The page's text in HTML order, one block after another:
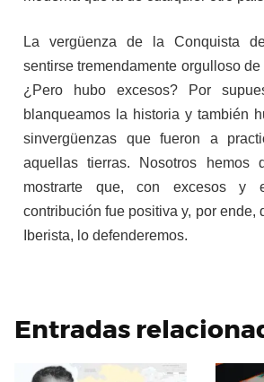
La vergüenza de la Conquista
sentirse tremendamente orgulloso
¿Pero hubo excesos? Por
blanqueamos la historia y también
sinvergüenzas que fueron a
aquellas tierras. Nosotros hemos
mostrarte que, con excesos y
contribución fue positiva y, por ende,
Iberista, lo defenderemos.
Entradas